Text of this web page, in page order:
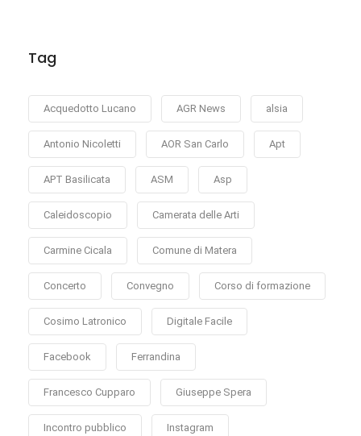
Tag
Acquedotto Lucano AGR News alsia
Antonio Nicoletti AOR San Carlo Apt
APT Basilicata ASM Asp
Caleidoscopio Camerata delle Arti
Carmine Cicala Comune di Matera
Concerto Convegno Corso di formazione
Cosimo Latronico Digitale Facile
Facebook Ferrandina
Francesco Cupparo Giuseppe Spera
Incontro pubblico Instagram